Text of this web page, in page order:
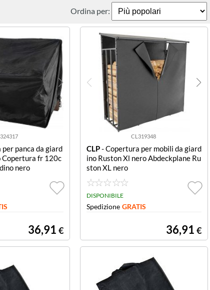
Ordina per:
panca da giard
Copertura fr 120c
nero
36,91 €
CL319348
CLP- Copertura per mobili da giard
ino Ruston Xl nero Abdeckplane Ru
ston XL nero
DISPONIBILE
Spedizione GRATIS
36,91 €